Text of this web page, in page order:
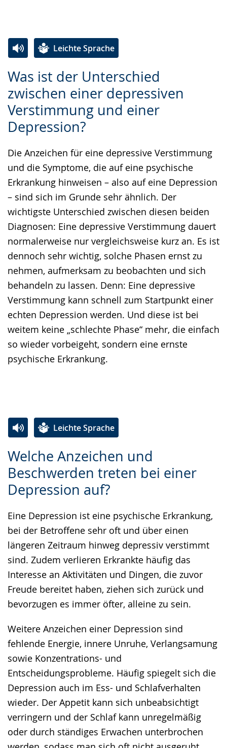
Was ist der Unterschied
zwischen einer depressiven
Verstimmung und einer
Depression?
Die Anzeichen für eine depressive Verstimmung
und die Symptome, die auf eine psychische
Erkrankung hinweisen – also auf eine Depression
– sind sich im Grunde sehr ähnlich. Der
wichtigste Unterschied zwischen diesen beiden
Diagnosen: Eine depressive Verstimmung dauert
normalerweise nur vergleichsweise kurz an. Es ist
dennoch sehr wichtig, solche Phasen ernst zu
nehmen, aufmerksam zu beobachten und sich
behandeln zu lassen. Denn: Eine depressive
Verstimmung kann schnell zum Startpunkt einer
echten Depression werden. Und diese ist bei
weitem keine „schlechte Phase“ mehr, die einfach
so wieder vorbeigeht, sondern eine ernste
psychische Erkrankung.
Leichte Sprache
Leichten
Sprache
wechseln.
Audio-
Unterstützung.
Video
in
Deutscher
Gebärdensprache
angezeigt.
Welche Anzeichen und
Beschwerden treten bei einer
Depression auf?
Eine Depression ist eine psychische Erkrankung,
bei der Betroffene sehr oft und über einen
längeren Zeitraum hinweg depressiv verstimmt
sind. Zudem verlieren Erkrankte häufig das
Interesse an Aktivitäten und Dingen, die zuvor
Freude bereitet haben, ziehen sich zurück und
bevorzugen es immer öfter, alleine zu sein.
Weitere Anzeichen einer Depression sind
fehlende Energie, innere Unruhe, Verlangsamung
sowie Konzentrations- und
Entscheidungsprobleme. Häufig spiegelt sich die
Depression auch im Ess- und Schlafverhalten
wieder. Der Appetit kann sich unbeabsichtigt
verringern und der Schlaf kann unregelmäßig
oder durch ständiges Erwachen unterbrochen
Leichte Sprache
Leichten
Sprache
wechseln.
Audio-
Unterstützung.
Video
in
Deutscher
wird
angezeigt.